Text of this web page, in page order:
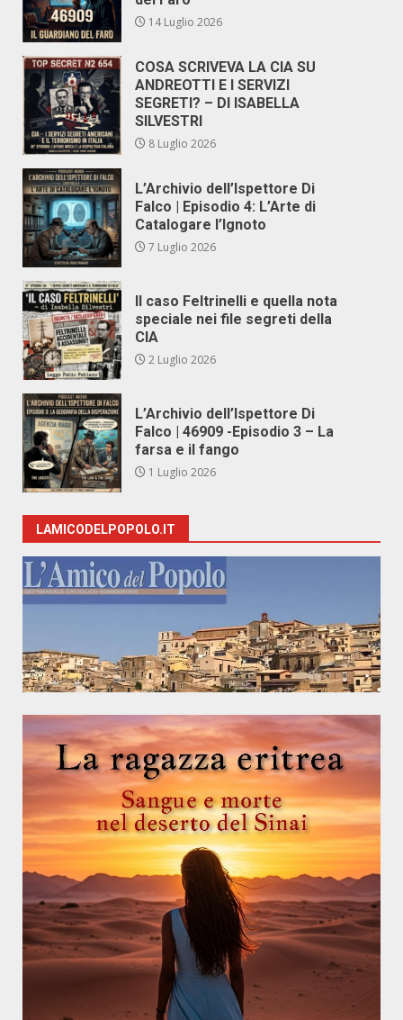
14 Luglio 2026
COSA SCRIVEVA LA CIA SU
ANDREOTTI E I SERVIZI
SEGRETI? – DI ISABELLA
SILVESTRI
8 Luglio 2026
L’Archivio dell’Ispettore Di
Falco | Episodio 4: L’Arte di
Catalogare l’Ignoto
7 Luglio 2026
Il caso Feltrinelli e quella nota
speciale nei file segreti della
CIA
2 Luglio 2026
L’Archivio dell’Ispettore Di
Falco | 46909 -Episodio 3 – La
farsa e il fango
1 Luglio 2026
LAMICODELPOPOLO.IT